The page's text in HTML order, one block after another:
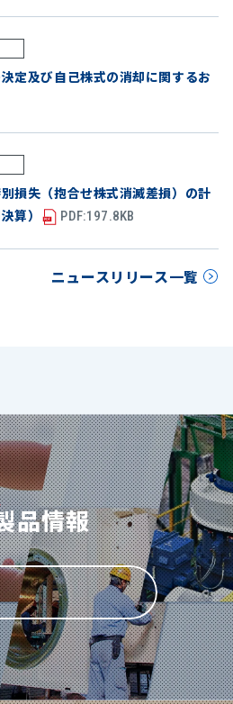
定及び自己株式の消却に関するお
損失（抱合せ株式消滅差損）の計
算）
PDF:197.8KB
ニュースリリース一覧
品情報